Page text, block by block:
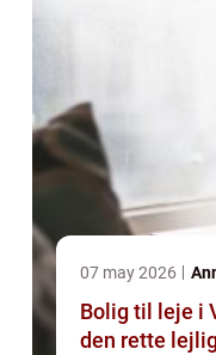
07 may 2026
Bolig til leje i
den rette